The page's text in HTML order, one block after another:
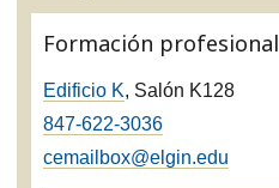
Formación profesional
Edificio K, Salón K128
847-622-3036
cemailbox@elgin.edu